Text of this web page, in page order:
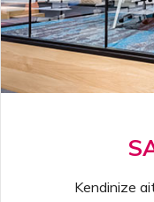
Kendinize